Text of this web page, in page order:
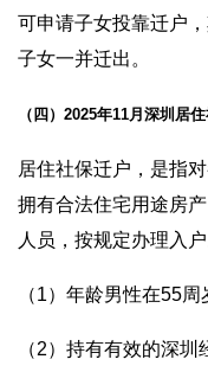
可申请子女投靠迁户
子女一并迁出。
（四）2025年11月深圳居
居住社保迁户，是指
拥有合法住宅用途房
人员，按规定办理入户
（1）年龄男性在55
（2）持有有效的深圳